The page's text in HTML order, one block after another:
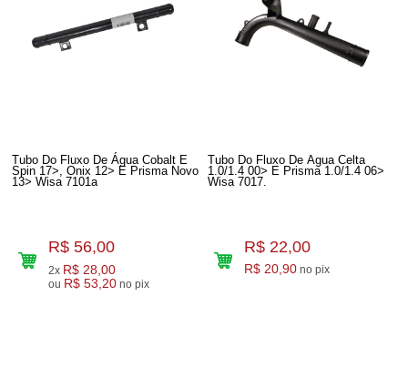
Tubo Do Fluxo De Água Cobalt E
Spin 17>, Onix 12> E Prisma Novo
13> Wisa 7101a
R$ 56,00
2x R$ 28,00
ou R$ 53,20 no pix
Tubo Do Fluxo De Agua Celta
1.0/1.4 00> E Prisma 1.0/1.4 06>
Wisa 7017.
R$ 22,00
R$ 20,90 no pix